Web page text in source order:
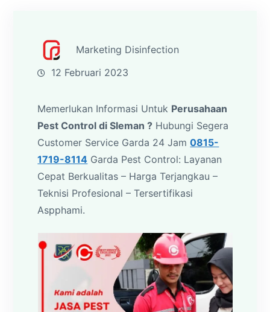
Marketing Disinfection
12 Februari 2023
Memerlukan Informasi Untuk Perusahaan
Pest Control di Sleman ? Hubungi Segera
Customer Service Garda 24 Jam0815-
1719-8114 Garda Pest Control: Layanan
Cepat Berkualitas – Harga Terjangkau –
Teknisi Profesional – Tersertifikasi
Aspphami.